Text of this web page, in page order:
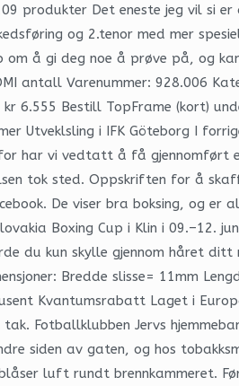
produkter Det eneste jeg vil si
og 2.tenor med mer
å gi deg noe å prøve på, og
antall Varenummer: 928.006
6.555 Bestill TopFrame (kort)
Utveklsling i IFK Göteborg I
har vi vedtatt å få gjennomført
tok sted. Oppskriften for å
De viser bra boksing, og er
Boxing Cup i Klin i 09.–12.
du kun skylle gjennom håret ditt
Bredde slisse= 11mm
Kvantumsrabatt Laget i
Fotballklubben Jervs
siden av gaten, og hos
luft rundt brennkammeret.